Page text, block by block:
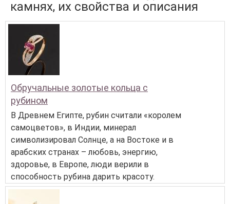
камнях, их свойства и описания
Обручальные золотые кольца с
рубином
В Древнем Египте, рубин считали «королем
самоцветов», в Индии, минерал
символизировал Солнце, а на Востоке и в
арабских странах – любовь, энергию,
здоровье, в Европе, люди верили в
способность рубина дарить красоту.